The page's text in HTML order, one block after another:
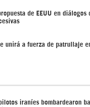
de EEUU en diálogos
unirá a fuerza de patrullaje
iraníes bombardearon